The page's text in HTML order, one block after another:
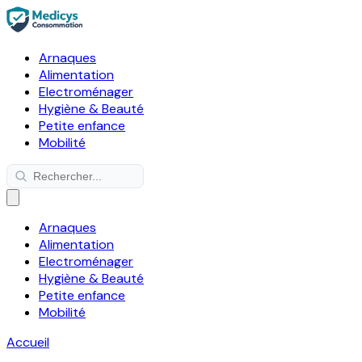
Arnaques
Alimentation
Electroménager
Hygiène & Beauté
Petite enfance
Mobilité
Arnaques
Alimentation
Electroménager
Hygiène & Beauté
Petite enfance
Mobilité
Accueil